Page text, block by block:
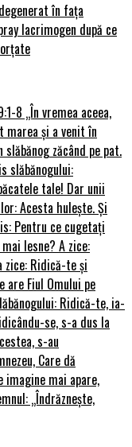
în fața
lacrimogen după ce
8 „În vremea aceea,
marea și a venit în
zăcând pe pat.
slăbănogului:
tale! Dar unii
Acesta hulește. Și
Pentru ce cugetați
lesne? A zice:
zice: Ridică-te și
are Fiul Omului pe
Ridică-te, ia-
se, s-a dus la
s-au
Care dă
imagine mai apare,
„Îndrăznește,